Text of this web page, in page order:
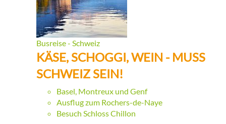
Busreise - Schweiz
KÄSE, SCHOGGI, WEIN - MUSS
SCHWEIZ SEIN!
Basel, Montreux und Genf
Ausflug zum Rochers-de-Naye
Besuch Schloss Chillon